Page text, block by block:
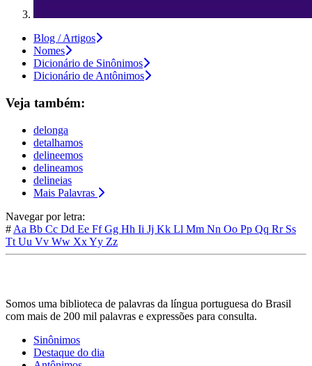
Blog / Artigos
Nomes
Dicionário de Sinônimos
Dicionário de Antônimos
Veja também:
delonga
detalhamos
delineemos
delineamos
delineias
Mais Palavras
Navegar por letra:
# Aa Bb Cc Dd Ee FfGg Hh Ii Jj Kk Ll Mm Nn Oo Pp Qq Rr Ss
Tt Uu Vv Ww XxYy Zz
Somos uma biblioteca de palavras da língua portuguesa do Brasil
com mais de 200 mil palavras e expressões para consulta.
Sinônimos
Destaque do dia